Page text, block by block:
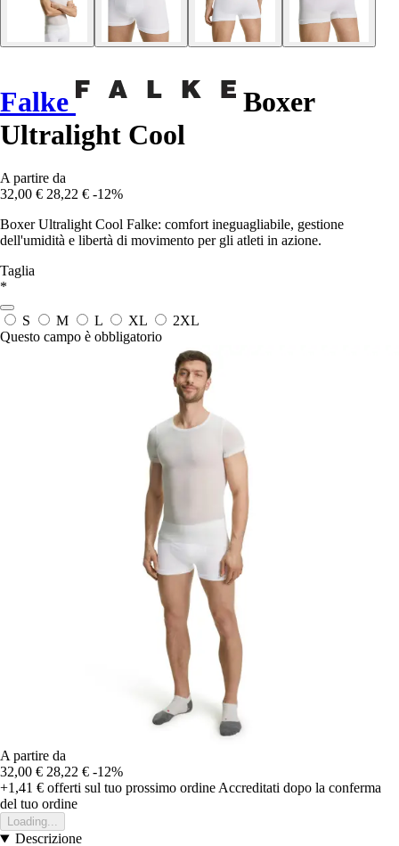
Falke
Boxer
Ultralight Cool
A partire da
32,00 € 28,22 € -12%
Boxer Ultralight Cool Falke: comfort ineguagliabile, gestione
dell'umidità e libertà di movimento per gli atleti in azione.
Taglia
*
S M L XL
2XL
Questo campo è obbligatorio
A partire da
32,00 € 28,22 € -12%
+1,41 € offerti sul tuo prossimo ordine Accreditati dopo la conferma
del tuo ordine
Loading...
Descrizione